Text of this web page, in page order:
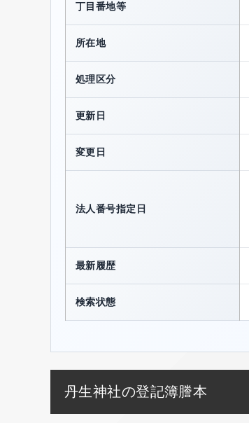
丁目番地等
所在地
処理区分
更新日
変更日
法人番号指定日
最新履歴
検索状態
丹生神社の登記簿謄本